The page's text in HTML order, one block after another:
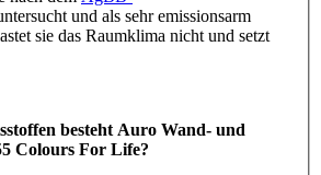
und als sehr emissionsarm
sie das Raumklima nicht und setzt
besteht Auro Wand- und
Colours For Life?